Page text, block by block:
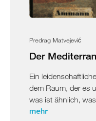
Predrag Matvejević
Der Mediterran
Ein
dem Raum, der es
was ist ähnlich, was
mehr